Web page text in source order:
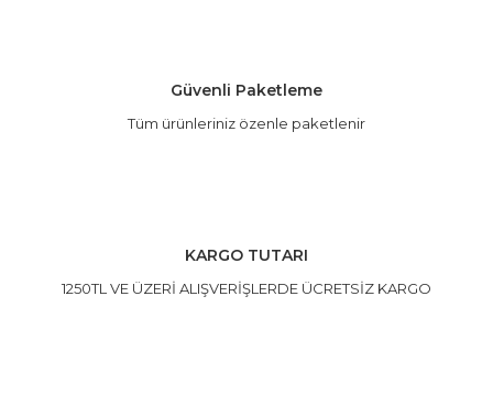
Güvenli Paketleme
Tüm ürünleriniz özenle paketlenir
KARGO TUTARI
1250TL VE ÜZERİ ALIŞVERİŞLERDE ÜCRETSİZ KARGO